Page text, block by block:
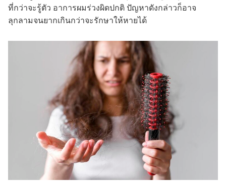
ที่กว่าจะรู้ตัว อาการผมร่วงผิดปกติ ปัญหาดังกล่าวก็อาจ
ลุกลามจนยากเกินกว่าจะรักษาให้หายได้